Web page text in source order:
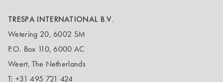
TRESPA INTERNATIONAL B.V.
Wetering 20, 6002 SM
P.O. Box 110, 6000 AC
Weert, The Netherlands
T: +31 495 721 424